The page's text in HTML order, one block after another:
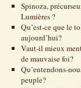
Spinoza,
Lumières ?
Qu’est-ce que le
aujourd’hui?
Vaut-il mieux
de mauvaise foi?
Qu’entendons-
peuple?